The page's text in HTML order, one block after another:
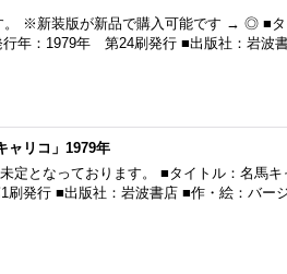
。 ※新装版が新品で購入可能です → ◎ ■タ
行年：1979年 第24刷発行 ■出版社：岩波
ャリコ」1979年
定となっております。 ■タイトル：名馬キ
発行 ■出版社：岩波書店 ■作・絵：バー